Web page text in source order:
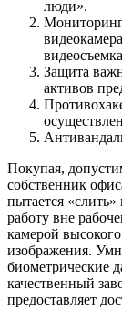
люди».
Защита
активов
Покупая,
собственник
пытается
работу вне
камерой
изображения.
биометрические
качественный
предоставляет